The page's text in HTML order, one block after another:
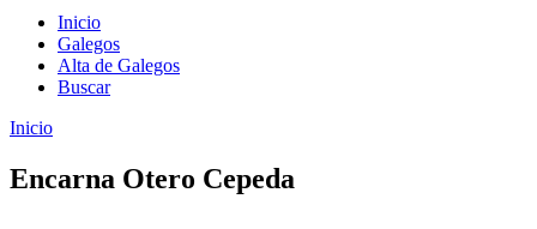
Inicio
Galegos
Alta de Galegos
Buscar
Inicio
Encarna Otero Cepeda